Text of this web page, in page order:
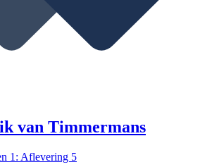
van Timmermans
1: Aflevering 5